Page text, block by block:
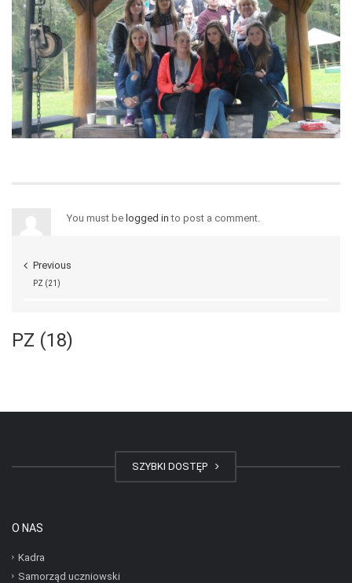
You must be logged in to post a comment.
Previous
PZ (21)
PZ (18)
SZYBKI DOSTĘP
O NAS
Kadra
Samorząd uczniowski